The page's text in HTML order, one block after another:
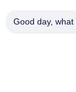
أنهوي، الصين
Good day,